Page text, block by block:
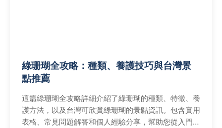
綠珊瑚全攻略：種類、養護技巧與台灣景
點推薦
這篇綠珊瑚全攻略詳細介紹了綠珊瑚的種類、特徵、養
護方法，以及台灣可欣賞綠珊瑚的景點資訊。包含實用
表格、常見問題解答和個人經驗分享，幫助您從入門到